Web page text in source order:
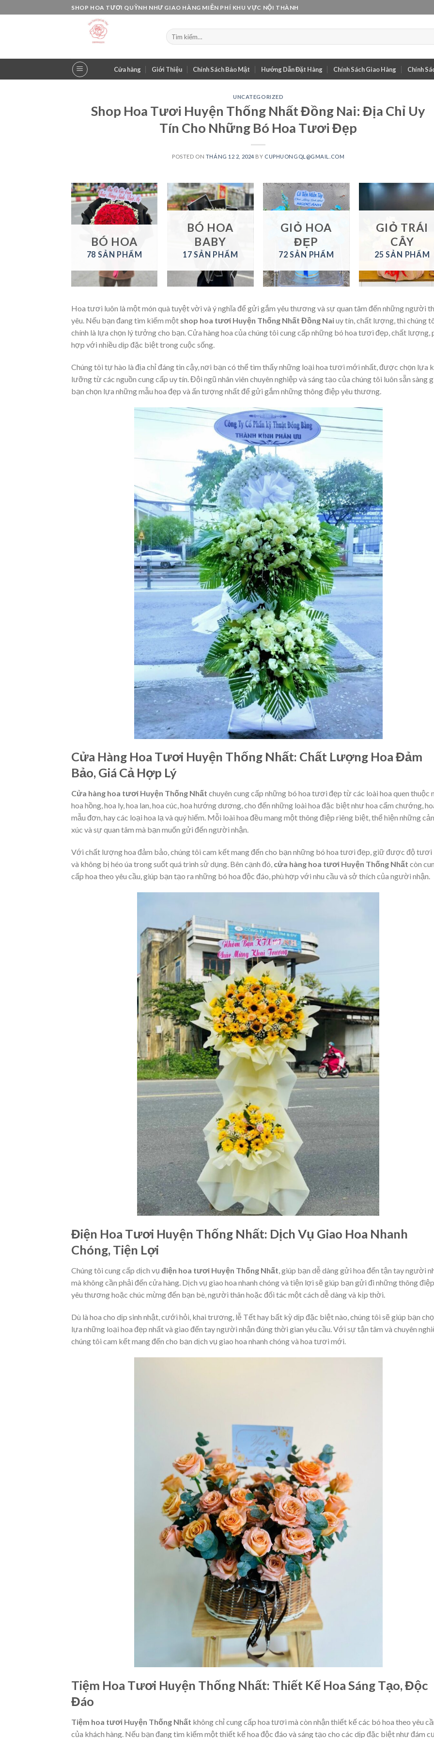
to
SHOP HOA TƯƠI QUỲNH NHƯ GIAO HÀNG MIỄN PHÍ KHU VỰC NỘI THÀNH
Tìm
kiếm:
Cửa hàng Giới Thiệu Chính Sách Bảo Mật Hướng Dẫn Đặt Hàng Chính Sách Giao Hàng Chính
UNCATEGORIZED
Shop Hoa Tươi Huyện Thống Nhất Đồng Nai: Địa Chỉ Uy
Tín Cho Những Bó Hoa Tươi Đẹp
POSTED ON THÁNG 12 2, 2024 BY CUPHUONGQL@GMAIL.COM
BÓ HOA
78 SẢN PHẨM
BÓ HOA
BABY
17 SẢN PHẨM
GIỎ HOA
ĐẸP
72 SẢN PHẨM
GIỎ TRÁI
CÂY
25 SẢN PHẨM
Hoa tươi luôn là một món quà tuyệt vời và ý nghĩa để gửi gắm yêu thương và sự quan tâm đến những người
yêu. Nếu bạn đang tìm kiếm một shop hoa tươi Huyện Thống Nhất Đồng Naiuy tín, chất lượng, thì chúng
chính là lựa chọn lý tưởng cho bạn. Cửa hàng hoa của chúng tôi cung cấp những bó hoa tươi đẹp, chất lượng,
hợp với nhiều dịp đặc biệt trong cuộc sống.
Chúng tôi tự hào là địa chỉ đáng tin cậy, nơi bạn có thể tìm thấy những loại hoa tươi mới nhất, được chọn lựa
lưỡng từ các nguồn cung cấp uy tín. Đội ngũ nhân viên chuyên nghiệp và sáng tạo của chúng tôi luôn sẵn sàng
bạn chọn lựa những mẫu hoa đẹp và ấn tượng nhất để gửi gắm những thông điệp yêu thương.
Cửa Hàng Hoa Tươi Huyện Thống Nhất: Chất Lượng Hoa Đảm
Bảo, Giá Cả Hợp Lý
Cửa hàng hoa tươi Huyện Thống Nhất chuyên cung cấp những bó hoa tươi đẹp từ các loài hoa quen thuộc
hoa hồng, hoa ly, hoa lan, hoa cúc, hoa hướng dương, cho đến những loài hoa đặc biệt như hoa cẩm chướng,
mẫu đơn, hay các loại hoa lạ và quý hiếm. Mỗi loài hoa đều mang một thông điệp riêng biệt, thể hiện những
xúc và sự quan tâm mà bạn muốn gửi đến người nhận.
Với chất lượng hoa đảm bảo, chúng tôi cam kết mang đến cho bạn những bó hoa tươi đẹp, giữ được độ tươi
và không bị héo úa trong suốt quá trình sử dụng. Bên cạnh đó, cửa hàng hoa tươi Huyện Thống Nhất còn
cấp hoa theo yêu cầu, giúp bạn tạo ra những bó hoa độc đáo, phù hợp với nhu cầu và sở thích của người nhận.
Điện Hoa Tươi Huyện Thống Nhất: Dịch Vụ Giao Hoa Nhanh
Chóng, Tiện Lợi
Chúng tôi cung cấp dịch vụ điện hoa tươi Huyện Thống Nhất, giúp bạn dễ dàng gửi hoa đến tận tay người
mà không cần phải đến cửa hàng. Dịch vụ giao hoa nhanh chóng và tiện lợi sẽ giúp bạn gửi đi những thông điệp
yêu thương hoặc chúc mừng đến bạn bè, người thân hoặc đối tác một cách dễ dàng và kịp thời.
Dù là hoa cho dịp sinh nhật, cưới hỏi, khai trương, lễ Tết hay bất kỳ dịp đặc biệt nào, chúng tôi sẽ giúp bạn
lựa những loại hoa đẹp nhất và giao đến tay người nhận đúng thời gian yêu cầu. Với sự tận tâm và chuyên
chúng tôi cam kết mang đến cho bạn dịch vụ giao hoa nhanh chóng và hoa tươi mới.
Tiệm Hoa Tươi Huyện Thống Nhất: Thiết Kế Hoa Sáng Tạo, Độc
Đáo
Tiệm hoa tươi Huyện Thống Nhất không chỉ cung cấp hoa tươi mà còn nhận thiết kế các bó hoa theo yêu
của khách hàng. Nếu bạn đang tìm kiếm một thiết kế hoa độc đáo và sáng tạo cho các dịp đặc biệt như đám